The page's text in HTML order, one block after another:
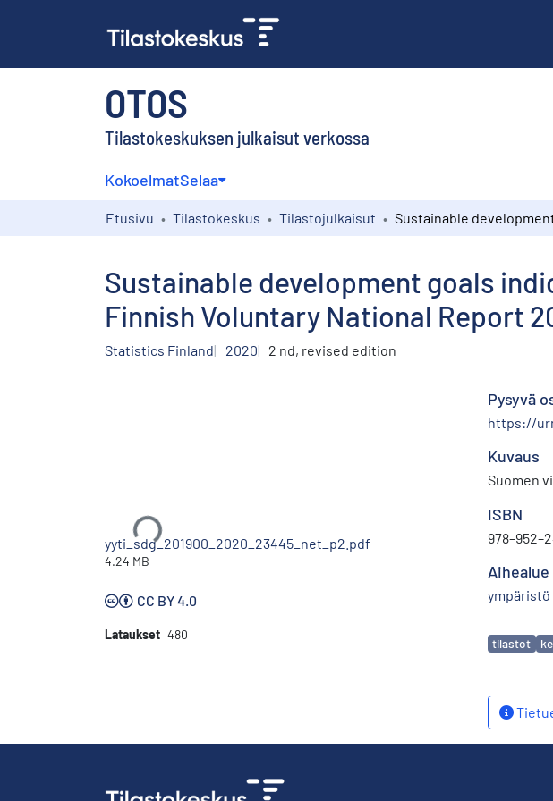
OTOS
Tilastokeskuksen julkaisut verkossa
KokoelmatSelaa
Etusivu Tilastokeskus Tilastojulkaisut
Sustainable development goals
Finnish Voluntary National Report
Statistics Finland 2020 2 nd, revised edition
Ladataan...
yyti_sdg_201900_2020_23445_net_p2.pdf
4.24 MB
CC BY 4.0
Lataukset 480
Pysyvä
https://
Kuvaus
Suomen
ISBN
Aihealue
tilastot